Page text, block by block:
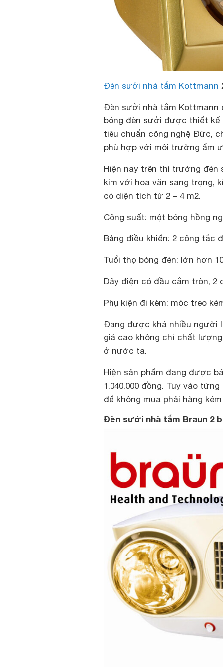
Đèn sưởi nhà tắm Kottmann
Đèn sưởi nhà tắm Kottmann
bóng đèn sưởi được thiết kế
tiêu chuẩn công nghệ Đức,
phù hợp với môi trường ẩm
Hiện nay trên thì trường đèn
kim với hoa văn sang trọng,
có diện tích từ 2 – 4 m2.
Công suất: một bóng hồng
Bảng điều khiển: 2 công tắc
Tuổi thọ bóng đèn: lớn hơn
Dây điện có đầu cắm tròn, 2
Phụ kiện đi kèm: móc treo
Đang được khá nhiều người
giá cao không chỉ chất
ở nước ta.
Hiện sản phẩm đang được
1.040.000 đồng. Tuy vào
để không mua phải hàng
Đèn sưởi nhà tắm Braun 2